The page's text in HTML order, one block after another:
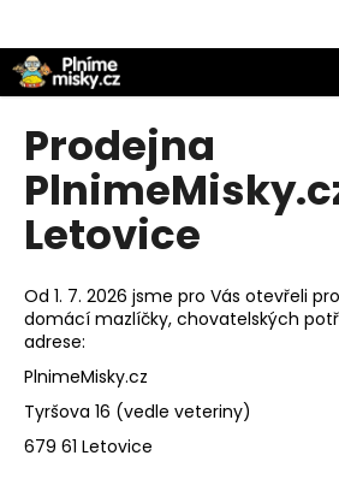
obsah
Prodejna
Letovice
Od 1. 7. 2026 jsme pro Vás otevřeli
domácí mazlíčky, chovatelských
adrese:
PlnimeMisky.cz
Tyršova 16 (vedle veteriny)
679 61 Letovice
o
š
í
Zpět
Zpět
C
o
p
o
t
ř
e
b
u
j
e